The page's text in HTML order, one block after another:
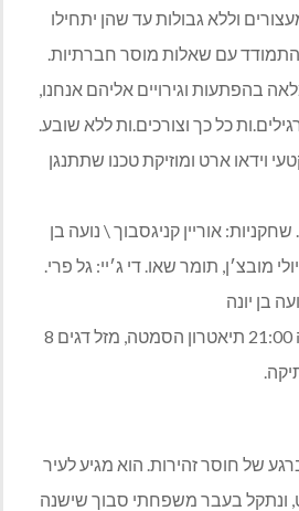
וללא גבולות עד שהן יתחילו
עם שאלות מוסר חברתיות.
בהפתעות וגירויים אליהם אנחנו,
כל כך וצורכים.ות ללא שובע.
וידאו ארט ומוזיקת טכנו שתתנגן
שחקניות: אוריין קניגסבוך \ נועה בן
מובצ׳ן, תומר שאו. די ג׳יי: גל פרי.
בן יונה
יום שלישי 22.3.22 בשעה 21:00 תיאטרון הסמטה, מזל דגים 8
של חוסר זהירות. הוא מגיע לעיר
ונתקל בעבר משפחתי סבוך שישנה